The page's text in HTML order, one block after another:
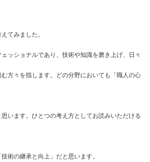
てみました。
ッショナルであり、技術や知識を磨き上げ、日々
方々を指します。どの分野においても「職人の心
います。ひとつの考え方としてお読みいただける
術の継承と向上」だと思います。